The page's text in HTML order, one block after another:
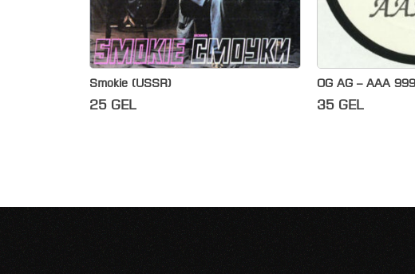
Smokie (USSR)
25 GEL
OG AG – AAA
35 GEL